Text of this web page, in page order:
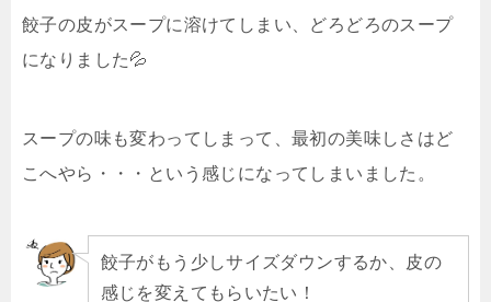
餃子の皮がスープに溶けてしまい、どろどろのスープ
になりました💦
スープの味も変わってしまって、最初の美味しさはど
こへやら・・・という感じになってしまいました。
餃子がもう少しサイズダウンするか、皮の
感じを変えてもらいたい！